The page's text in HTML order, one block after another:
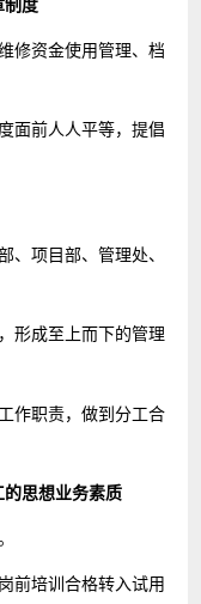
制度
修资金使用管理、档
面前人人平等，提倡
、项目部、管理处、
形成至上而下的管理
作职责，做到分工合
思想业务素质
前培训合格转入试用